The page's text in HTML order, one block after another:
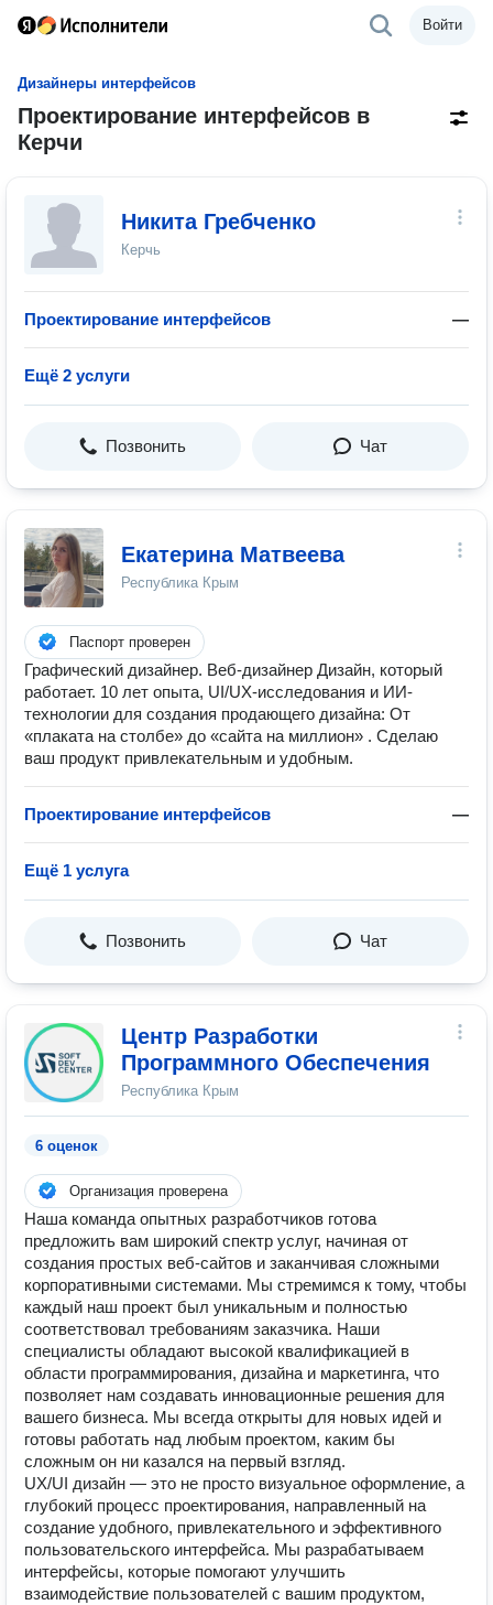
Войти
Дизайнеры интерфейсов
Проектирование интерфейсов в
Керчи
Никита Гребченко
Керчь
Проектирование интерфейсов —
Ещё 2 услуги
Позвонить Чат
Екатерина Матвеева
Республика Крым
Паспорт проверен
Графический дизайнер. Веб-дизайнер Дизайн, который
работает. 10 лет опыта, UI/UX-исследования и ИИ-
технологии для создания продающего дизайна: От
«плаката на столбе» до «сайта на миллион» . Сделаю
ваш продукт привлекательным и удобным.
Проектирование интерфейсов —
Ещё 1 услуга
Позвонить Чат
Центр Разработки
Программного Обеспечения
Республика Крым
6 оценок
Организация проверена
Наша команда опытных разработчиков готова
предложить вам широкий спектр услуг, начиная от
создания простых веб-сайтов и заканчивая сложными
корпоративными системами. Мы стремимся к тому, чтобы
каждый наш проект был уникальным и полностью
соответствовал требованиям заказчика. Наши
специалисты обладают высокой квалификацией в
области программирования, дизайна и маркетинга, что
позволяет нам создавать инновационные решения для
вашего бизнеса. Мы всегда открыты для новых идей и
готовы работать над любым проектом, каким бы
сложным он ни казался на первый взгляд.
UX/UI дизайн — это не просто визуальное оформление, а
глубокий процесс проектирования, направленный на
создание удобного, привлекательного и эффективного
пользовательского интерфейса. Мы разрабатываем
интерфейсы, которые помогают улучшить
взаимодействие пользователей с вашим продуктом,